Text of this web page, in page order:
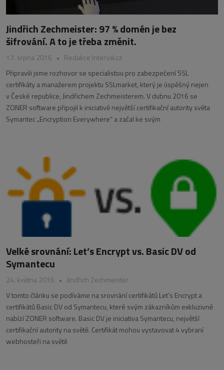
Jindřich Zechmeister: 97 % domén je bez
šifrování. A to je třeba změnit.
17. srpna 2016 • Redakce Interval.cz
Připravili jsme rozhovor se specialistou pro zabezpečení SSL
certifikáty a manažerem projektu SSLmarket, který je úspěšný nejen
v České republice, Jindřichem Zechmeisterem. V dubnu 2016 se
ZONER software připojil k iniciativě největší certifikační autority světa
Symantec „Encryption Everywhere“ a začal ke svým
Velké srovnání: Let’s Encrypt vs. Basic DV od
Symantecu
24. května 2016 • Jindřich Zechmeister
V tomto článku se podíváme na srovnání certifikátů Let’s Encrypt a
certifikátů Basic DV od Symantecu, které svým zákazníkům exkluzivně
nabízí ZONER software. Basic DV je iniciativa Symantecu, největší
certifikační autority na světě. Certifikát mohou vystavovat 4 vybraní
webhosteři na světě